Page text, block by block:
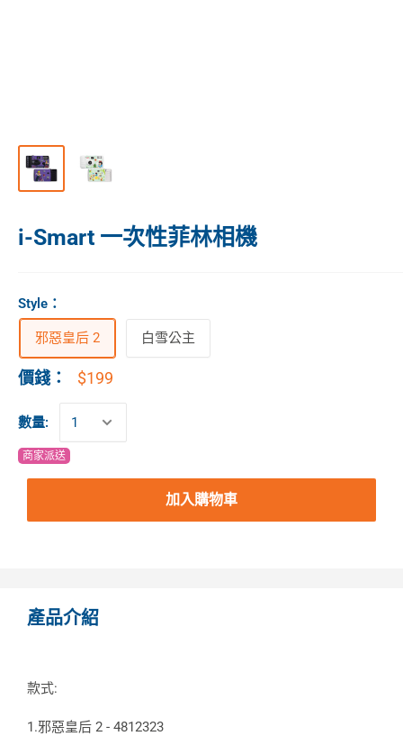
i-Smart 一次性菲林相機
Style ：
邪惡皇后 2 白雪公主
價錢： $199
數量:
商家派送
加入購物車
產品介紹
款式:
1.邪惡皇后 2 - 4812323